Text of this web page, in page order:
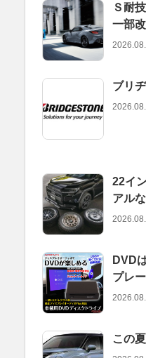
Ｓ耐
一部
ブリ
22イ
アル
DVD
プレ
この